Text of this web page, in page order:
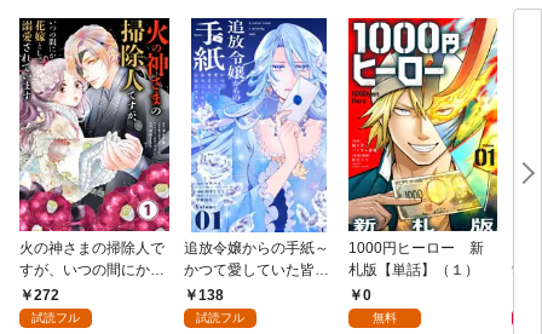
火の神さまの掃除人で
すが、いつの間にか花
嫁として溺愛されてい
ます【単話】（１）
272
試読フル
追放令嬢からの手紙～
かつて愛していた皆さ
まへ 私のことなどお忘
れですか？～【単話】
138
試読フル
1000円ヒーロー 新
札版【単話】（１）
0
無料
9.5